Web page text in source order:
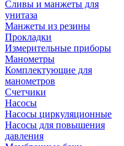
Сливы и манжеты для
унитаза
Манжеты из резины
Прокладки
Измерительные приборы
Манометры
Комплектующие для
манометров
Счетчики
Насосы
Насосы циркуляционные
Насосы для повышения
давления